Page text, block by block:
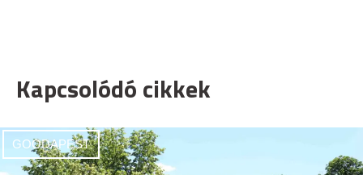
Kapcsolódó cikkek
GOODAPEST